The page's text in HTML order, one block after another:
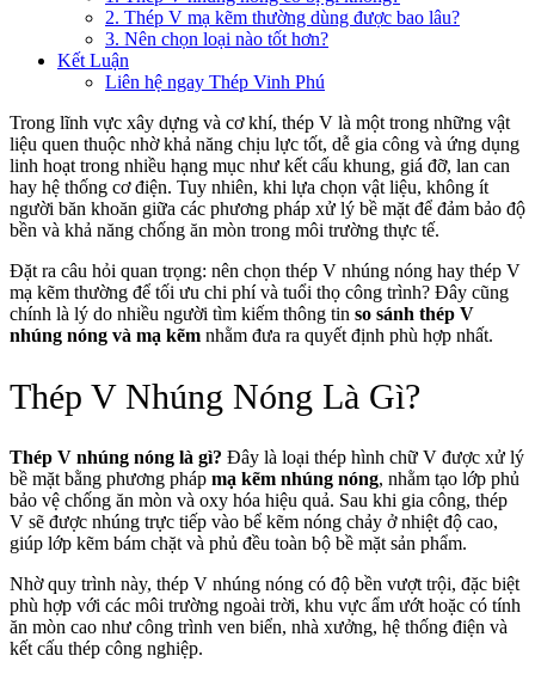
2. Thép V mạ kẽm thường dùng được bao lâu?
3. Nên chọn loại nào tốt hơn?
Kết Luận
Liên hệ ngay Thép Vinh Phú
Trong lĩnh vực xây dựng và cơ khí, thép V là một trong những vật
liệu quen thuộc nhờ khả năng chịu lực tốt, dễ gia công và ứng dụng
linh hoạt trong nhiều hạng mục như kết cấu khung, giá đỡ, lan can
hay hệ thống cơ điện. Tuy nhiên, khi lựa chọn vật liệu, không ít
người băn khoăn giữa các phương pháp xử lý bề mặt để đảm bảo độ
bền và khả năng chống ăn mòn trong môi trường thực tế.
Đặt ra câu hỏi quan trọng: nên chọn thép V nhúng nóng hay thép V
mạ kẽm thường để tối ưu chi phí và tuổi thọ công trình? Đây cũng
chính là lý do nhiều người tìm kiếm thông tin so sánh thép V
nhúng nóng và mạ kẽm nhằm đưa ra quyết định phù hợp nhất.
Thép V Nhúng Nóng Là Gì?
Thép V nhúng nóng là gì? Đây là loại thép hình chữ V được xử lý
bề mặt bằng phương pháp mạ kẽm nhúng nóng, nhằm tạo lớp phủ
bảo vệ chống ăn mòn và oxy hóa hiệu quả. Sau khi gia công, thép
V sẽ được nhúng trực tiếp vào bể kẽm nóng chảy ở nhiệt độ cao,
giúp lớp kẽm bám chặt và phủ đều toàn bộ bề mặt sản phẩm.
Nhờ quy trình này, thép V nhúng nóng có độ bền vượt trội, đặc biệt
phù hợp với các môi trường ngoài trời, khu vực ẩm ướt hoặc có tính
ăn mòn cao như công trình ven biển, nhà xưởng, hệ thống điện và
kết cấu thép công nghiệp.